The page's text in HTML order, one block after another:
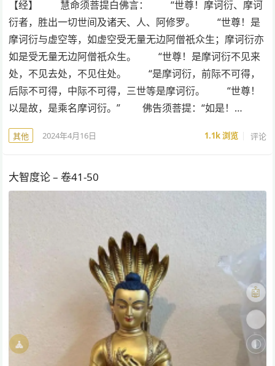
【经】 慧命须菩提白佛言： “世尊！摩诃衍、摩诃
衍者，胜出一切世间及诸天、人、阿修罗。 “世尊！是
摩诃衍与虚空等，如虚空受无量无边阿僧祇众生；摩诃衍亦
如是受无量无边阿僧祇众生。 “世尊！是摩诃衍不见来
处，不见去处，不见住处。 “是摩诃衍，前际不可得，
后际不可得，中际不可得，三世等是摩诃衍。 “世尊！
以是故，是乘名摩诃衍。” 佛告须菩提：“如是！…
其他 2024年4月16日 1.1k浏览 评论
大智度论 – 卷41-50
🌓
🧘
🤖